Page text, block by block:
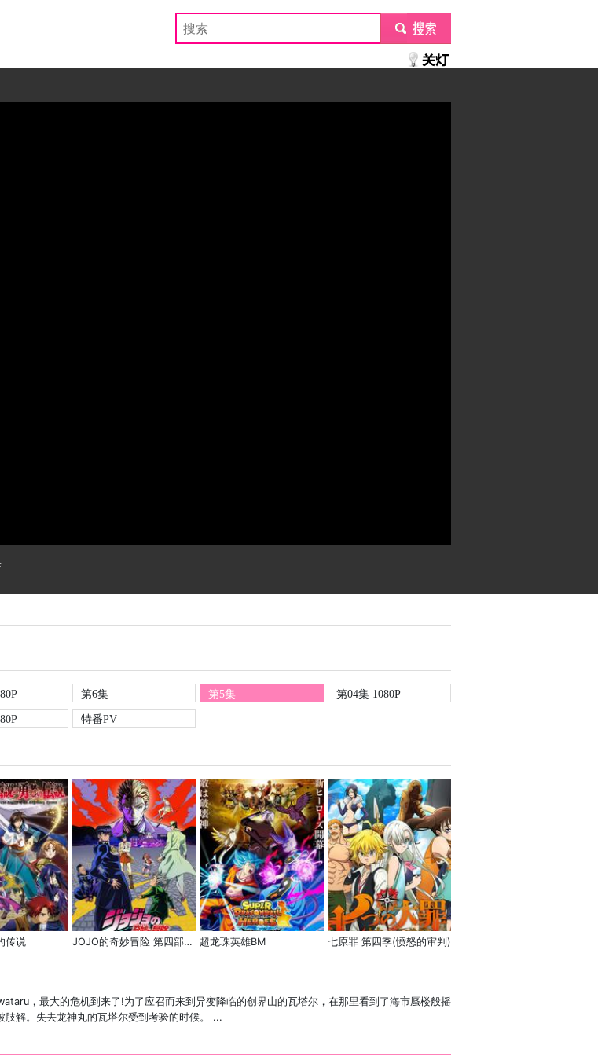
submit
第6集 第5集
第04集 1080P
特番PV
传说 JOJO的奇妙冒险 第四部(不灭钻石) 超龙珠英雄BM 七原罪 第四季(愤怒的审判)
，最大的危机到来了!为了应召而来到异变降临的创界山的瓦塔尔，在那里看到了海市蜃楼般摇
解。失去龙神丸的瓦塔尔受到考验的时候。 ...